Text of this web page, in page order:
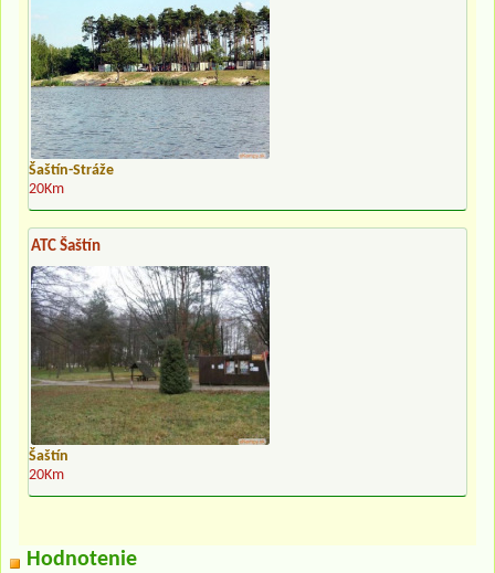
Šaštín-Stráže
20Km
ATC Šaštín
Šaštín
20Km
Hodnotenie